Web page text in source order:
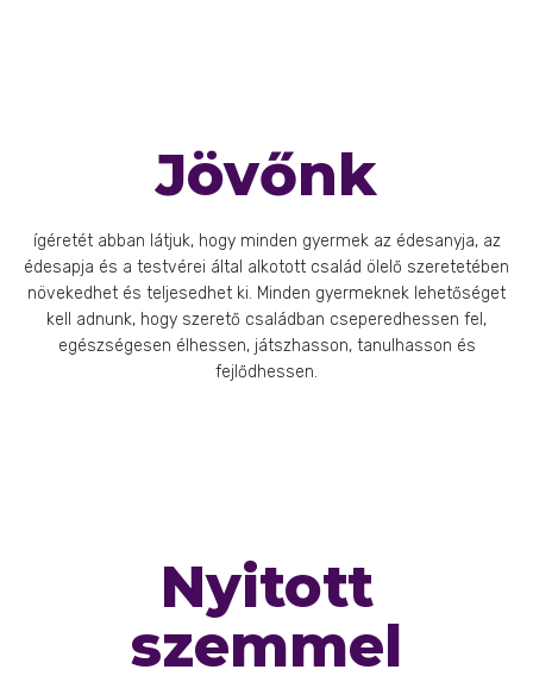
Jövőnk
ígéretét abban látjuk, hogy minden gyermek az édesanyja, az
édesapja és a testvérei által alkotott család ölelő szeretetében
növekedhet és teljesedhet ki. Minden gyermeknek lehetőséget
kell adnunk, hogy szerető családban cseperedhessen fel,
egészségesen élhessen, játszhasson, tanulhasson és
fejlődhessen.
Nyitott
szemmel